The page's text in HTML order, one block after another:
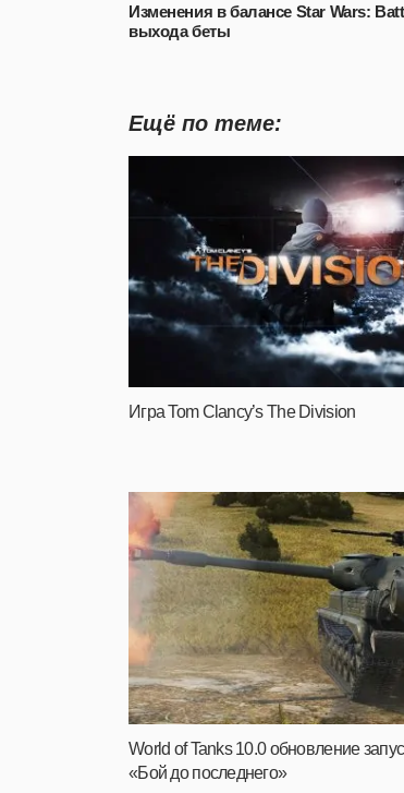
Изменения в балансе Star Wars:
выхода беты
Ещё по теме:
Игра Tom Clancy’s The Division
World of Tanks 10.0 обновление
«Бой до последнего»